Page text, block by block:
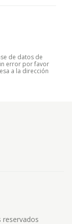
de datos de
error por favor
a la dirección